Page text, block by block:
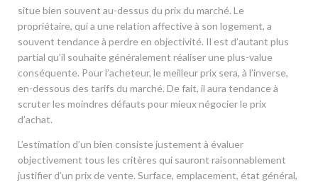
situe bien souvent au-dessus du prix du marché. Le
propriétaire, qui a une relation affective à son logement, a
souvent tendance à perdre en objectivité. Il est d’autant plus
partial qu’il souhaite généralement réaliser une plus-value
conséquente. Pour l’acheteur, le meilleur prix sera, à l’inverse,
en-dessous des tarifs du marché. De fait, il aura tendance à
scruter les moindres défauts pour mieux négocier le prix
d’achat.
L’estimation d’un bien consiste justement à évaluer
objectivement tous les critères qui sauront raisonnablement
justifier d’un prix de vente. Surface, emplacement, état général,